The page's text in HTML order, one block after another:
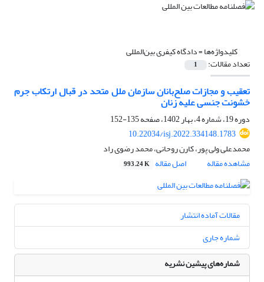
کلیدواژه‌ها =دادگاه کیفری بین‌المللی
تعداد مقالات: 1
تعقیب و مجازات صلح‌بانان سازمان ملل متحد در قبال ارتکاب جرم
خشونت جنسی علیه زنان
دوره 19، شماره 4، بهار 1402، صفحه
135-152
10.22034/isj.2022.334148.1783
محمدعلی ولی پور، کارن روحانی، محمد رضوی راد
مشاهده مقاله
اصل مقاله 993.24 K
مقالات آماده انتشار
شماره جاری
شماره‌های پیشین نشریه